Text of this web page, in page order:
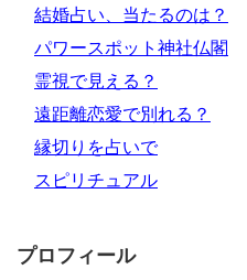
結婚占い、当たるのは？
パワースポット神社仏閣
霊視で見える？
遠距離恋愛で別れる？
縁切りを占いで
スピリチュアル
プロフィール